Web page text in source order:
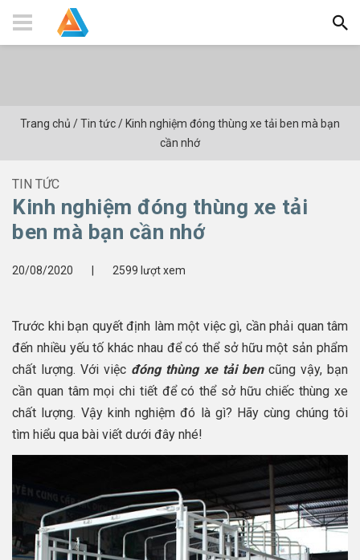
Trang chủ /Tin tức/ Kinh nghiệm đóng thùng xe tải ben mà bạn
cần nhớ
TIN TỨC
Kinh nghiệm đóng thùng xe tải
ben mà bạn cần nhớ
20/08/2020 2599 lượt xem
Trước khi bạn quyết định làm một việc gì, cần phải quan tâm
đến nhiều yếu tố khác nhau để có thể sở hữu một sản phẩm
chất lượng. Với việc đóng thùng xe tải bencũng vậy, bạn
cần quan tâm mọi chi tiết để có thể sở hữu chiếc thùng xe
chất lượng. Vậy kinh nghiệm đó là gì? Hãy cùng chúng tôi
tìm hiểu qua bài viết dưới đây nhé!